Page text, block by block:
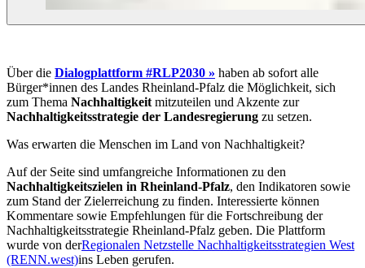
Über die Dialogplattform #RLP2030 » haben ab sofort alle
Bürger*innen des Landes Rheinland-Pfalz die Möglichkeit, sich
zum Thema Nachhaltigkeitmitzuteilen und Akzente zur
Nachhaltigkeitsstrategie der Landesregierung zu setzen.
Was erwarten die Menschen im Land von Nachhaltigkeit?
Auf der Seite sind umfangreiche Informationen zu den
Nachhaltigkeitszielen in Rheinland-Pfalz, den Indikatoren sowie
zum Stand der Zielerreichung zu finden. Interessierte können
Kommentare sowie Empfehlungen für die Fortschreibung der
Nachhaltigkeitsstrategie Rheinland-Pfalz geben. Die Plattform
wurde von derRegionalen Netzstelle Nachhaltigkeitsstrategien West
(RENN.west)ins Leben gerufen.